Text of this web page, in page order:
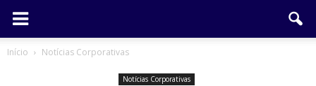
Início Notícias Corporativas
Notícias Corporativas